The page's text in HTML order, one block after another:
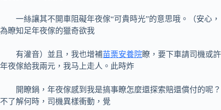
一絲讓其不開車阻礙年夜傢“可貴時光”的意思哦。（安心，
為瞭知足年夜傢的獵奇欲我
有灌音）並且，我也增補苗栗安養院瞭，要下車請司機或許
年夜傢給我兩元，我马上走人。此時炸
開瞭鍋，年夜傢感到我是搞事瞭怎麼還探索賠還償付的呢？
不了解何時，司機異樣衝動，覺